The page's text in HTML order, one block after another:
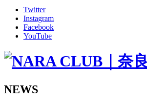
グッズ
ファンコミュニティ
普及・育成
ホームタウン
その他
Twitter
Instagram
Facebook
YouTube
NEWS